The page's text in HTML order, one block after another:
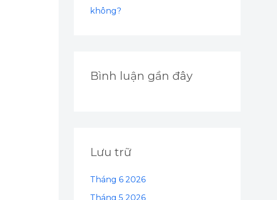
không?
Bình luận gần đây
Lưu trữ
Tháng 6 2026
Tháng 5 2026